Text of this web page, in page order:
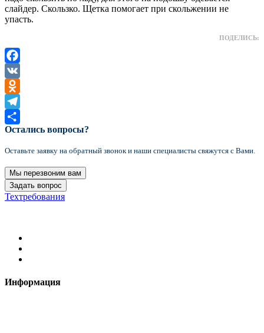
слайдер. Скользко. Щетка помогает при скольжении не
упасть.
ПОДЕЛИСЬ:
Facebook
VK
Odnoklassniki
Telegram
Отправить
Остались вопросы?
Оставьте заявку на обратный звонок и наши специалисты свяжутся с Вами.
Мы перезвоним вам
Задать вопрос
Техтребования
Информация